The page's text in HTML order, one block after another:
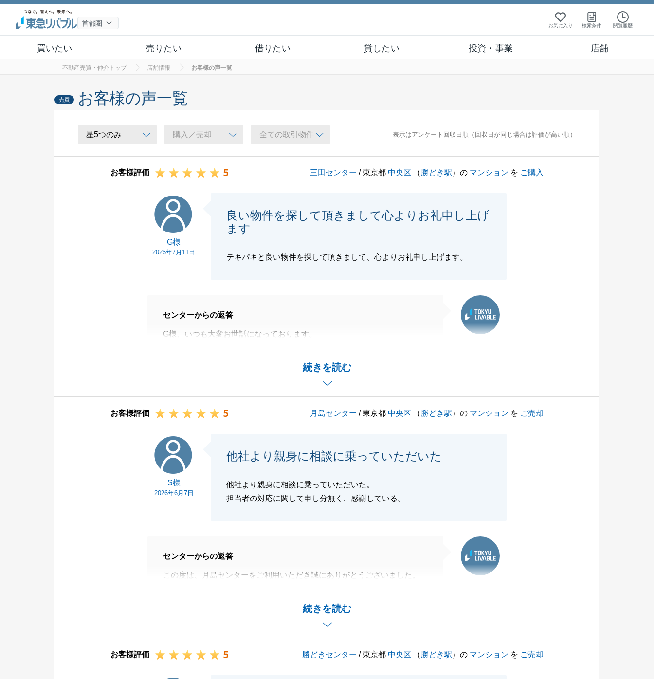
お気に入り 検索条件 閲覧履歴
買いたい 売りたい 借りたい 貸したい 投資・事業 店舗
不動産売買・仲介トップ 店舗情報 お客様の声一覧
売買 お客様の声一覧
表示はアンケート回収日順（回収日が同じ場合は評価が高い順）
お客様評価 5 三田センター / 東京都中央区 （勝どき駅）の マンション を ご購入
G様
2026年7月11日
良い物件を探して頂きまして心よりお礼申し上げ
ます
テキパキと良い物件を探して頂きまして、心よりお礼申し上げます。
続きを読む
センターからの返答
G様、いつも大変お世話になっております。
無事にステキな物件とのご縁を繋ぐことができ、私も胸がいっぱいです。
1回目に続き、こうして大切な2回目のご不動産の件で、私にお声がけいた
だけたことが、何より嬉しく、営業冥利に尽きます。
引になりました。
すよう、心よりお祈り申し上げます。
また何かお困り事やご相談がございましたら、いつでも「主治医」のような
感覚でお気軽にご連絡下さい。
今後とも末永いお付き合いをよろしくお願いいたします。
お客様評価 5 月島センター / 東京都中央区 （勝どき駅）の マンション を ご売却
S様
2026年6月7日
他社より親身に相談に乗っていただいた
他社より親身に相談に乗っていただいた。
担当者の対応に関して申し分無く、感謝している。
続きを読む
センターからの返答
この度は、月島センターをご利用いただき誠にありがとうございました。
り、お手続きのご協力をいただけたことが大きな要因と思います。
今回のお買換えに於いて少しでもお力添えが出来ておりましたら大変嬉しく
今後も何かございましたら些細なことでも構いませんので、お気軽にご連絡
お客様評価 5 勝どきセンター / 東京都中央区 （勝どき駅）の マンション を ご売却